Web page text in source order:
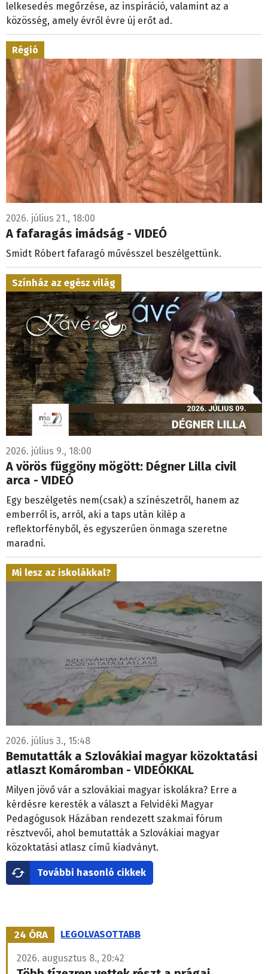
lelkesedés megőrzése, az inspiráció, valamint az a
közösség, amely évről évre új erőt ad.
Régió
2026. július 21., 18:00
A fafaragás imádság - VIDEÓ
Smidt Róbert fafaragó művésszel beszélgettünk.
Színház az egész világ
2026. július 9., 18:00
A vörös függöny mögött: Dégner Lilla civil
arca - VIDEÓ
Egy beszélgetés nem(csak) a színészetről, hanem az
emberről is, arról, aki a taps után kilép a
reflektorfényből, és egyszerűen önmaga szeretne
maradni.
Mi lesz az iskolákkal?
2026. július 3., 15:48
Bemutatták a Szlovákiai magyar közoktatási
atlaszt Komáromban - VIDEÓKKAL
Milyen jövő vár a szlovákiai magyar iskolákra? Erre a
kérdésre keresték a választ a Felvidéki Magyar
Pedagógusok Házában rendezett szakmai fórum
résztvevői, ahol bemutatták a Szlovákiai magyar
közoktatási atlasz című kiadványt.
További hasonló cikkek
24 ÓRA LEGOLVASOTTABB
2026. augusztus 8., 20:42